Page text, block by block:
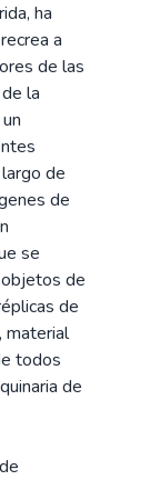
ha
a
de las
la
de
de
se
de
de
material
todos
de